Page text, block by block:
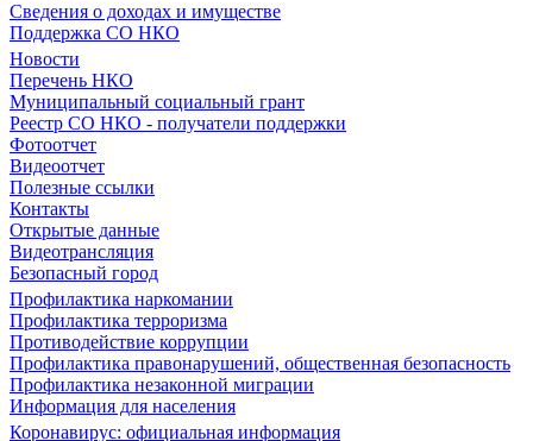
Сведения о доходах и имуществе
Поддержка СО НКО
Новости
Перечень НКО
Муниципальный социальный грант
Реестр СО НКО - получатели поддержки
Фотоотчет
Видеоотчет
Полезные ссылки
Контакты
Открытые данные
Видеотрансляция
Безопасный город
Профилактика наркомании
Профилактика терроризма
Противодействие коррупции
Профилактика правонарушений, общественная безопасность
Профилактика незаконной миграции
Информация для населения
Коронавирус: официальная информация